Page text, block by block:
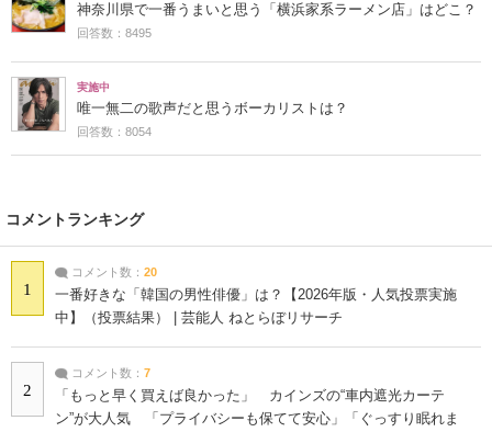
神奈川県で一番うまいと思う「横浜家系ラーメン店」はどこ？
回答数：8495
実施中
唯一無二の歌声だと思うボーカリストは？
回答数：8054
コメントランキング
1
コメント数： 20
一番好きな「韓国の男性俳優」は？【2026年版・人気投票実施
中】（投票結果） | 芸能人 ねとらぼリサーチ
2
コメント数： 7
「もっと早く買えば良かった」 カインズの“車内遮光カーテ
ン”が大人気 「プライバシーも保てて安心」「ぐっすり眠れま